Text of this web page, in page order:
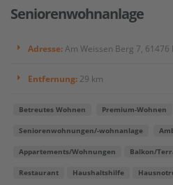
Seniorenwohnanlage
Adresse: Am Weissen Berg 7, 61476
Entfernung: 29 km
Betreutes Wohnen Premium-Wohnen
Seniorenwohnungen/-wohnanlage
Appartements/Wohnungen Balkon/
Restaurant Haushaltshilfe